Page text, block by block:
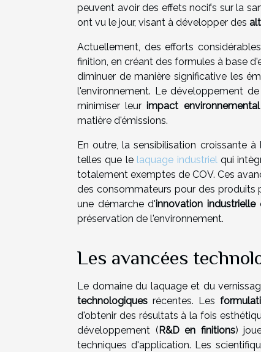
peuvent avoir des effets nocifs sur la
ont vu le jour, visant à développer des
Actuellement, des efforts
finition, en créant des formules à base
diminuer de manière significative les
l'environnement. Le développement
minimiser leur impact environnemental
matière d'émissions.
En outre, la sensibilisation croissante
telles que le laquage industrielqui
totalement exemptes de COV. Ces
des consommateurs pour des produits
une démarche d'innovation industrielle
préservation de l'environnement.
Les avancées
Le domaine du laquage et du
technologiques récentes. Les
d'obtenir des résultats à la fois
développement (R&D en finitions)
techniques d'application. Les